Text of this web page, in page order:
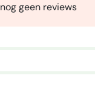
nog geen reviews